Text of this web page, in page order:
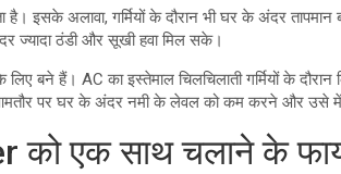
इसके अलावा, गर्मियों के दौरान भी घर के अंदर
ज्यादा ठंडी और सूखी हवा मिल सके।
बने हैं। AC का इस्तेमाल चिलचिलाती गर्मियों के
पर घर के अंदर नमी के लेवल को कम करने और उसे
को एक साथ चलाने के